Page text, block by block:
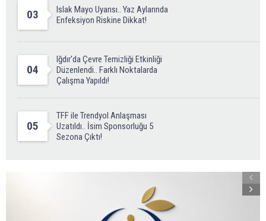
03
Islak Mayo Uyarısı.. Yaz Aylarında
Enfeksiyon Riskine Dikkat!
04
Iğdır'da Çevre Temizliği Etkinliği
Düzenlendi.. Farklı Noktalarda
Çalışma Yapıldı!
05
TFF ile Trendyol Anlaşması
Uzatıldı.. İsim Sponsorluğu 5
Sezona Çıktı!